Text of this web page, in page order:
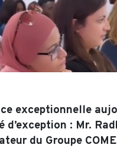
exceptionnelle
d’exception : Mr.
du Groupe